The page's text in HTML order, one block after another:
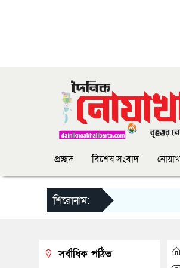
প্রচ্ছদ বিশেষ সংবাদ
শিরোনাম:
সর্বাধিক পঠিত